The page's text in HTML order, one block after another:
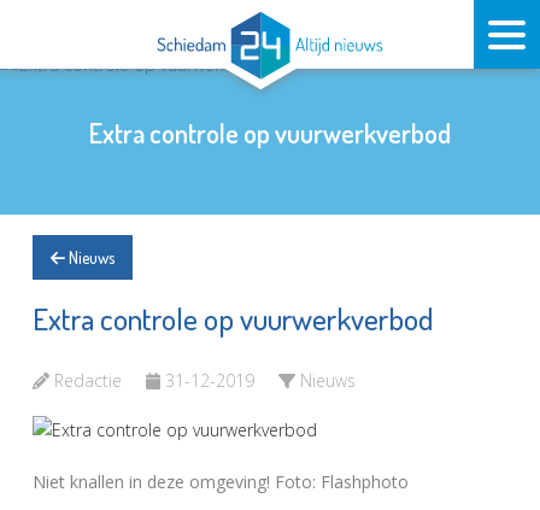
Extra controle op vuurwerkverbod
Nieuws
Extra controle op vuurwerkverbod
Redactie 31-12-2019 Nieuws
Niet knallen in deze omgeving! Foto: Flashphoto